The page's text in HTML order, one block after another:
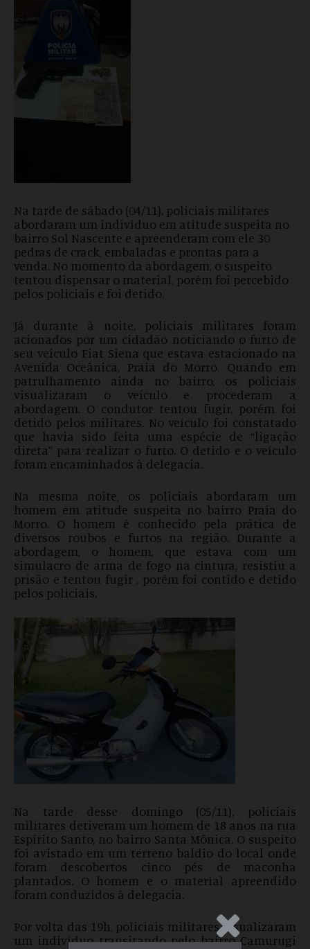
.Anúncio
Na tarde de sábado (04/11), policiais militares
abordaram um indivíduo em atitude suspeita no
bairro Sol Nascente e apreenderam com ele 30
pedras de crack, embaladas e prontas para a
venda. No momento da abordagem, o suspeito
tentou dispensar o material, porém foi percebido
pelos policiais e foi detido.
Já durante à noite, policiais militares foram
acionados por um cidadão noticiando o furto de
seu veículo Fiat Siena que estava estacionado na
Avenida Oceânica, Praia do Morro. Quando em
patrulhamento ainda no bairro, os policiais
visualizaram o veículo e procederam a
abordagem. O condutor tentou fugir, porém foi
detido pelos militares. No veículo foi constatado
que havia sido feita uma espécie de “ligação
direta” para realizar o furto. O detido e o veículo
foram encaminhados à delegacia.
Na mesma noite, os policiais abordaram um
homem em atitude suspeita no bairro Praia do
Morro. O homem é conhecido pela prática de
diversos roubos e furtos na região. Durante a
abordagem, o homem, que estava com um
simulacro de arma de fogo na cintura, resistiu a
prisão e tentou fugir , porém foi contido e detido
pelos policiais.
Na tarde desse domingo (05/11), policiais
militares detiveram um homem de 18 anos na rua
Espírito Santo, no bairro Santa Mônica. O suspeito
foi avistado em um terreno baldio do local onde
foram descobertos cinco pés de maconha
plantados. O homem e o material apreendido
foram conduzidos à delegacia.
Por volta das 19h, policiais militares visualizaram
um indivíduo transitando pelo bairro Camurugi